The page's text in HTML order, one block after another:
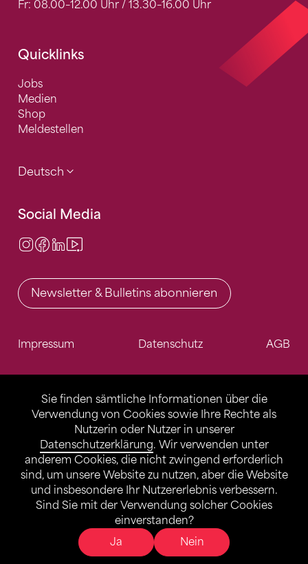
Sie finden sämtliche Informationen über die
Verwendung von Cookies sowie Ihre Rechte als
Nutzerin oder Nutzer in unserer
Datenschutzerklärung. Wir verwenden unter
anderem Cookies, die nicht zwingend erforderlich
sind, um unsere Website zu nutzen, aber die Website
und insbesondere Ihr Nutzererlebnis verbessern.
Sind Sie mit der Verwendung solcher Cookies
einverstanden?
Ja
Nein
Fr: 08.00–12.00 Uhr / 13.30–16.00 Uhr
Quicklinks
Jobs
Medien
Shop
Meldestellen
Deutsch
Social Media
Instagram
Facebook
LinkedIn
Newsletter & Bulletins abonnieren
Impressum Datenschutz AGB